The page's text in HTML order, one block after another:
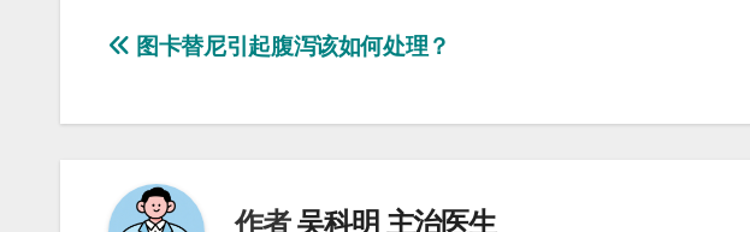
文
航
图卡替尼引起腹泻该如何处理？
作者吴科明 主治医生